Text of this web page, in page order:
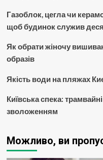
Газоблок, цегла чи
щоб будинок служив
Як обрати жіночу
образів
Якість води на пляжах
Київська спека:
зволоженням
Можливо, ви